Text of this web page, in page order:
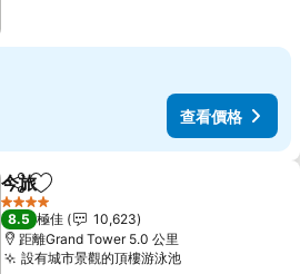
查看價格
分享 放到收藏夾
今旅
4 星級
8.5 極佳
10,623
距離Grand Tower 5.0 公里
設有城市景觀的頂樓游泳池查看價格